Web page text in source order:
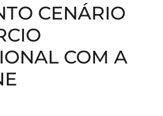
CENÁRIO
COM A